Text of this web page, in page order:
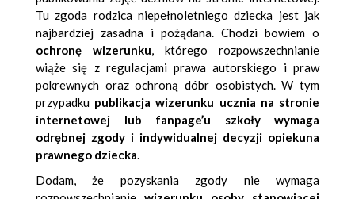
Tu zgoda rodzica niepełnoletniego dziecka jest jak
najbardziej zasadna i pożądana. Chodzi bowiem o
ochronę wizerunku, którego rozpowszechnianie
wiąże się z regulacjami prawa autorskiego i praw
pokrewnych oraz ochroną dóbr osobistych. W tym
przypadku publikacja wizerunku ucznia na stronie
internetowej lub fanpage’u szkoły wymaga
odrębnej zgody i indywidualnej decyzji opiekuna
prawnego dziecka.
Dodam, że pozyskania zgody nie wymaga